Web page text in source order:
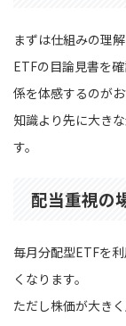
まずは仕組みの理
ETFの目論見書を
係を体感するのがお
知識より先に大き
す。
配当重視の
毎月分配型ETFを
くなります。
ただし株価が大き